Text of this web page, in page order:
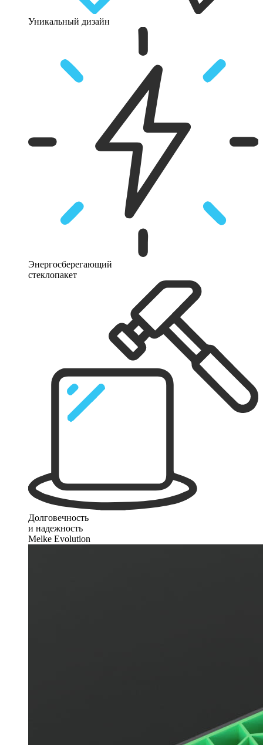
Уникальный дизайн
Энергосберегающий
стеклопакет
Долговечность
и надежность
Melke Evolution